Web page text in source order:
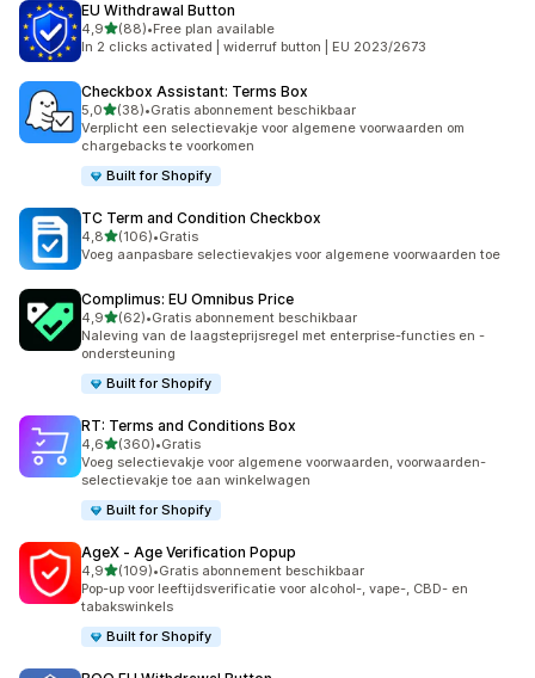
EU Withdrawal Button
4,9van 5 sterren
(88)
88 recensies in totaal
•Free plan available
In 2 clicks activated | widerruf button | EU 2023/2673
Checkbox Assistant: Terms Box
5,0van 5 sterren
(38)
38 recensies in totaal
•Gratis abonnement beschikbaar
Verplicht een selectievakje voor algemene voorwaarden om
chargebacks te voorkomen
Built for Shopify
TC Term and Condition Checkbox
4,8van 5 sterren
(106)
106 recensies in totaal
•Gratis
Voeg aanpasbare selectievakjes voor algemene voorwaarden toe
Complimus: EU Omnibus Price
4,9van 5 sterren
(62)
62 recensies in totaal
•Gratis abonnement beschikbaar
Naleving van de laagsteprijsregel met enterprise-functies en -
ondersteuning
Built for Shopify
RT: Terms and Conditions Box
4,6van 5 sterren
(360)
360 recensies in totaal
•Gratis
Voeg selectievakje voor algemene voorwaarden, voorwaarden-
selectievakje toe aan winkelwagen
Built for Shopify
AgeX ‑ Age Verification Popup
4,9van 5 sterren
(109)
109 recensies in totaal
•Gratis abonnement beschikbaar
Pop-up voor leeftijdsverificatie voor alcohol-, vape-, CBD- en
tabakswinkels
Built for Shopify